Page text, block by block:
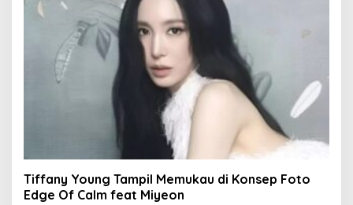
Tiffany Young Tampil Memukau di Konsep Foto
Edge Of Calm feat Miyeon